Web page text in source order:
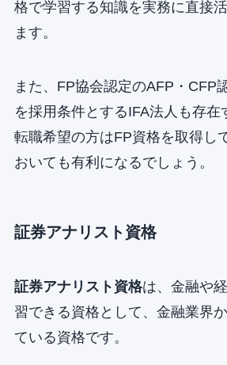
格で学習する知識を実務に直接
ます。
また、FP協会認定のAFP・CFP
を採用条件とするIFA法人も存在
転職希望の方はFP資格を取得し
おいても有利になるでしょう。
証券アナリスト資格
証券アナリスト資格は、金融や
習できる資格として、金融業界
ている資格です。